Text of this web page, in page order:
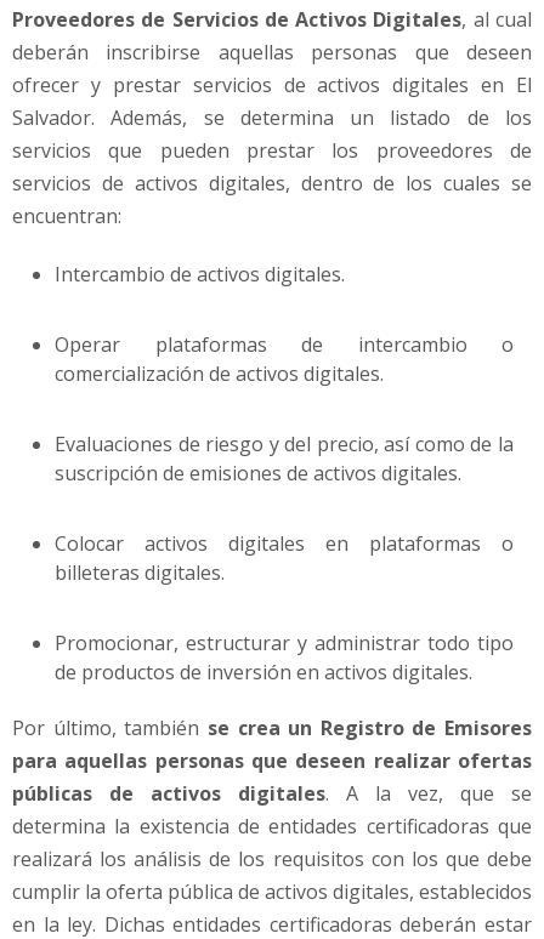
Proveedores de Servicios de Activos Digitales, al cual
deberán inscribirse aquellas personas que deseen
ofrecer y prestar servicios de activos digitales en El
Salvador. Además, se determina un listado de los
servicios que pueden prestar los proveedores de
servicios de activos digitales, dentro de los cuales se
encuentran:
Intercambio de activos digitales.
Operar plataformas de intercambio o
comercialización de activos digitales.
Evaluaciones de riesgo y del precio, así como de la
suscripción de emisiones de activos digitales.
Colocar activos digitales en plataformas o
billeteras digitales.
Promocionar, estructurar y administrar todo tipo
de productos de inversión en activos digitales.
Por último, también se crea un Registro de Emisores
para aquellas personas que deseen realizar ofertas
públicas de activos digitales. A la vez, que se
determina la existencia de entidades certificadoras que
realizará los análisis de los requisitos con los que debe
cumplir la oferta pública de activos digitales, establecidos
en la ley. Dichas entidades certificadoras deberán estar